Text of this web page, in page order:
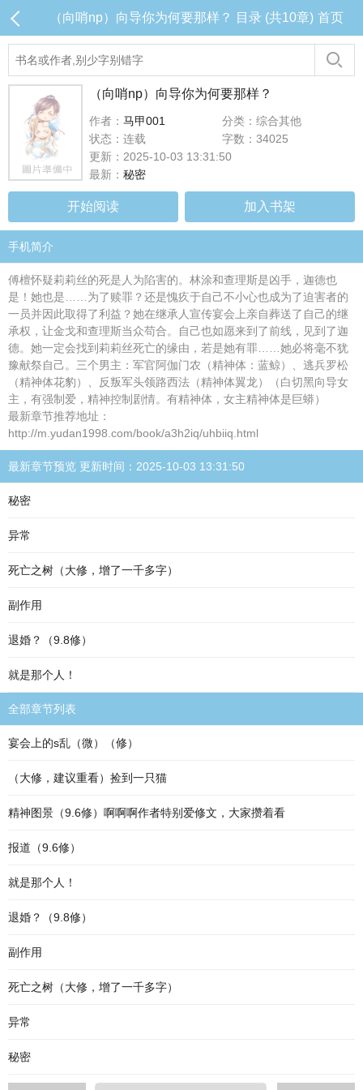
（向哨np）向导你为何要那样？ 目录 (共10章) 首页
（向哨np）向导你为何要那样？
作者： 马甲001
分类：综合其他
状态：连载
字数：34025
更新：2025-10-03 13:31:50
最新： 秘密
开始阅读 加入书架
手机简介
傅檀怀疑莉莉丝的死是人为陷害的。林涂和查理斯是凶手，迦德也
是！她也是……为了赎罪？还是愧疚于自己不小心也成为了迫害者的
一员并因此取得了利益？她在继承人宣传宴会上亲自葬送了自己的继
承权，让金戈和查理斯当众苟合。自己也如愿来到了前线，见到了迦
德。她一定会找到莉莉丝死亡的缘由，若是她有罪……她必将毫不犹
豫献祭自己。三个男主：军官阿伽门农（精神体：蓝鲸）、逃兵罗松
（精神体花豹）、反叛军头领路西法（精神体翼龙）（白切黑向导女
主，有强制爱，精神控制剧情。有精神体，女主精神体是巨蟒）
最新章节推荐地址：
http://m.yudan1998.com/book/a3h2iq/uhbiiq.html
最新章节预览 更新时间：2025-10-03 13:31:50
秘密
异常
死亡之树（大修，增了一千多字）
副作用
退婚？（9.8修）
就是那个人！
全部章节列表
宴会上的s乱（微）（修）
（大修，建议重看）捡到一只猫
精神图景（9.6修）啊啊啊作者特别爱修文，大家攒着看
报道（9.6修）
就是那个人！
退婚？（9.8修）
副作用
死亡之树（大修，增了一千多字）
异常
秘密